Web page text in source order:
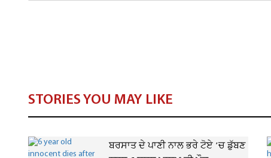
STORIES YOU MAY LIKE
ਬਰਸਾਤ ਦੇ ਪਾਣੀ ਨਾਲ ਭਰੇ ਟੋਏ ’ਚ ਡੁੱਬਣ